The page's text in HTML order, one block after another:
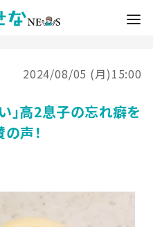
2024/08/05 (月)15:00
」高2息子の忘れ癖を
声！